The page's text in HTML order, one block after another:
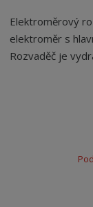
Elektroměrový
elektroměr s
Rozvaděč je